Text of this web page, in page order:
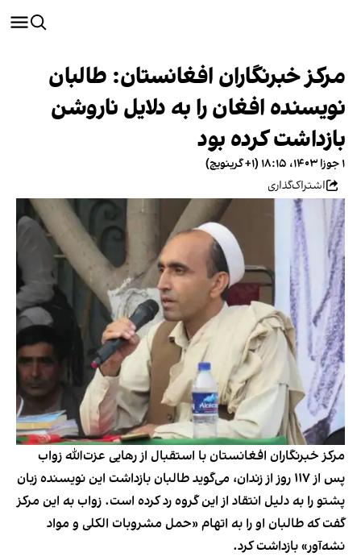
مرکز خبرنگاران افغانستان: طالبان
نویسنده افغان را به دلایل ناروشن
بازداشت کرده بود
۱ جوزا ۱۴۰۳، ۱۸:۱۵ (‎+۱ گرینویچ)
اشتراک‌گذاری
مرکز خبرنگاران افغانستان با استقبال از رهایی عزت‌الله زواب
پس از ۱۱۷ روز از زندان، می‌گوید طالبان بازداشت این نویسنده زبان
پشتو را به دلیل انتقاد از این گروه رد کرده است. زواب به این مرکز
گفت که طالبان او را به اتهام «حمل مشروبات الکلی و مواد
نشه‌آور» بازداشت کرد.